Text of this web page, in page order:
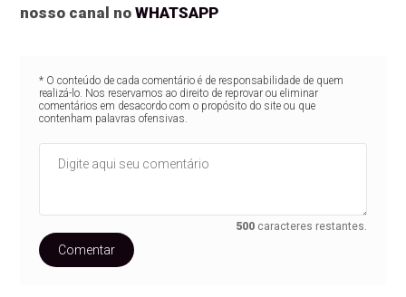
nosso canal noWHATSAPP
* O conteúdo de cada comentário é de responsabilidade de quem
realizá-lo. Nos reservamos ao direito de reprovar ou eliminar
comentários em desacordo com o propósito do site ou que
contenham palavras ofensivas.
500 caracteres restantes.
Comentar